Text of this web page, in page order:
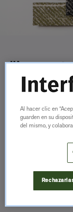
"Los
escala y
de alto
que la
P. Dressed
diseño clásico
Al hacer clic en
guarden en su
del mismo, y